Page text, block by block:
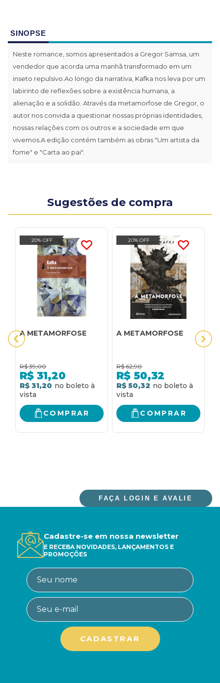
SINOPSE
Neste romance, somos apresentados a Gregor Samsa, um
vendedor que acorda uma manhã transformado em um
inseto repulsivo.Ao longo da narrativa, Kafka nos leva por um
labirinto de reflexões sobre a existência humana, a
alienação e a solidão. Através da metamorfose de Gregor, o
autor nos convida a questionar nossas próprias identidades,
nossas relações com os outros e a sociedade em que
vivemos.A edição contém também as obras "Um artista da
fome" e "Carta ao pai".
Sugestões de compra
20% OFF
A METAMORFOSE
R$ 39,00
R$ 31,20
R$ 31,20
COMPRAR
20% OFF
A METAMORFOSE
R$ 62,90
R$ 50,32
R$ 50,32
COMPRAR
FAÇA LOGIN E AVALIE
Cadastre-se em nossa newsletter
E RECEBA NOVIDADES, LANÇAMENTOS E
PROMOÇÕES